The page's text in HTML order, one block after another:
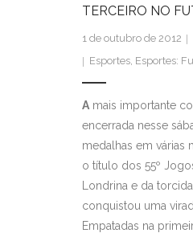
TERCEIRO NO
1 de outubro de 2012
Esportes Esportes:
A mais importante
encerrada nesse
medalhas em várias
o título dos 55º
Londrina e da
conquistou uma
Empatadas na